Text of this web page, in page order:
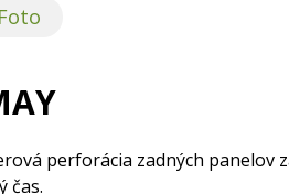
Foto
perforácia zadných panelov
čas.